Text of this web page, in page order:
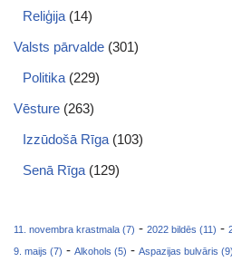
Reliģija (14)
Valsts pārvalde (301)
Politika (229)
Vēsture (263)
Izzūdošā Rīga (103)
Senā Rīga (129)
11. novembra krastmala (7) - 2022 bildēs (11) -
9. maijs (7) - Alkohols (5) - Aspazijas bulvāris (9)